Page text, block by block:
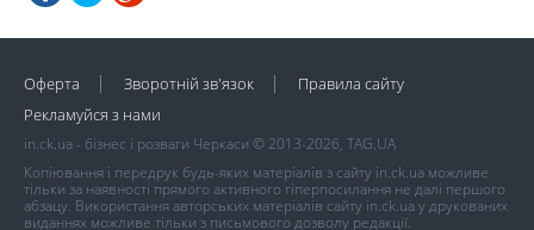
Оферта Зворотній зв'язок
Правила сайту
Рекламуйся з нами
in.ck.ua - бізнес і розваги Черкаси © 2013-2026, TAG.UA
Копіювання і передрук будь-яких матеріалів з сайту in.ck.ua можливе
тільки за наявності прямого активного гіперпосилання не далі першого
абзацу. Використання авторських матеріалів сайту in.ck.ua у друкованих
виданнях можливе тільки з письмового дозволу редакції.